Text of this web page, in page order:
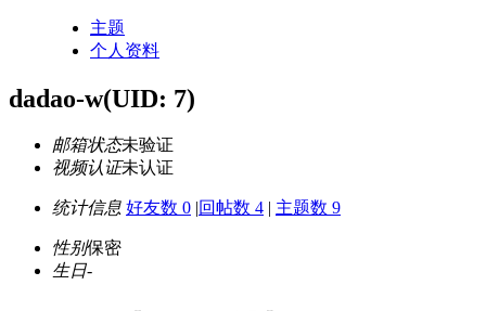
主题
个人资料
dadao-w(UID: 7)
邮箱状态未验证
视频认证未认证
统计信息 好友数 0 |回帖数 4 | 主题数 9
性别保密
生日-